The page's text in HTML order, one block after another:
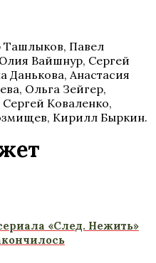
Ташлыков, Павел
Вайшнур, Сергей
Данькова, Анастасия
Ольга Зейгер,
Коваленко,
Кирилл Быркин.
«След. Нежить»